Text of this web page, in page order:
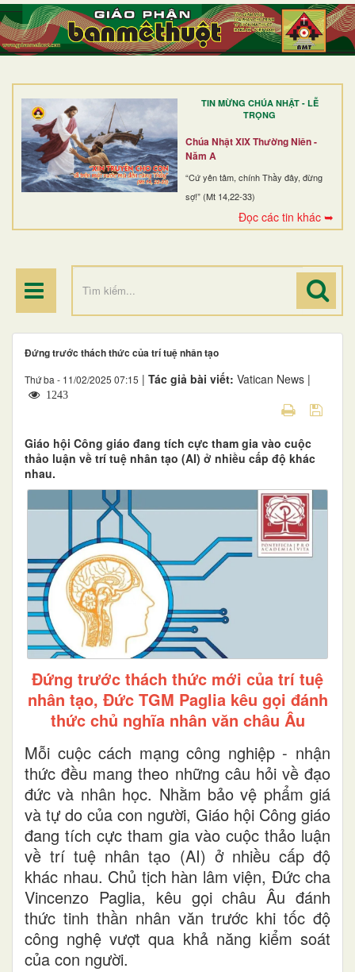
TIN MỪNG CHÚA NHẬT - LỄ
TRỌNG
Chúa Nhật XIX Thường Niên -
Năm A
“Cứ yên tâm, chính Thầy đây, đừng
sợ!” (Mt 14,22-33)
Đọc các tin khác ➥
TRANG NHẤT
GIỚI THIỆU
DÒNG TU
BAN MỤC VỤ
ĐOÀN THỂ CG
ĐIỂM HÀNH HƯƠNG
Đứng trước thách thức của trí tuệ nhân tạo
Thứ ba - 11/02/2025 07:15 | Tác giả bài viết: Vatican News |
1243
Giáo hội Công giáo đang tích cực tham gia vào cuộc
thảo luận về trí tuệ nhân tạo (AI) ở nhiều cấp độ khác
nhau.
Đứng trước thách thức mới của trí tuệ
nhân tạo, Đức TGM Paglia kêu gọi đánh
thức chủ nghĩa nhân văn châu Âu
Mỗi cuộc cách mạng công nghiệp - nhận
thức đều mang theo những câu hỏi về đạo
đức và nhân học. Nhằm bảo vệ phẩm giá
và tự do của con người, Giáo hội Công giáo
đang tích cực tham gia vào cuộc thảo luận
về trí tuệ nhân tạo (AI) ở nhiều cấp độ
khác nhau. Chủ tịch hàn lâm viện, Đức cha
Vincenzo Paglia, kêu gọi châu Âu đánh
thức tinh thần nhân văn trước khi tốc độ
công nghệ vượt qua khả năng kiểm soát
của con người.